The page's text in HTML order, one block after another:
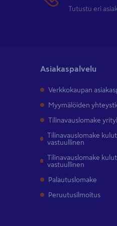
Tutustu eri
Asiakaspalvelu
Verkkokaupan
Myymälöiden
Tilinavauslomake
Tilinavauslomake
vastuullinen
Tilinavauslomake
vastuullinen
Palautuslomake
Peruutusilmoitus